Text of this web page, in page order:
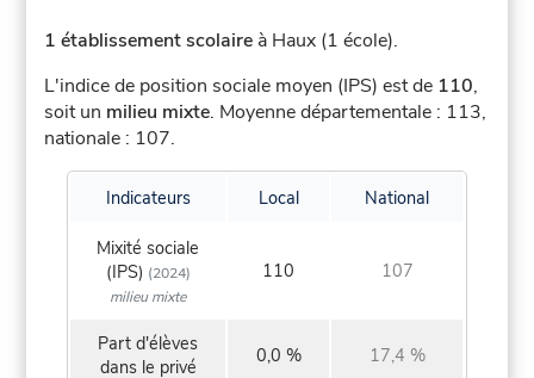
1 établissement scolaire à Haux (1 école).
L'indice de position sociale moyen (IPS) est de 110,
soit un milieu mixte. Moyenne départementale : 113,
nationale : 107.
Indicateurs Local National
Mixité sociale
(IPS) (2024)
milieu mixte
110 107
Part d'élèves
dans le privé
0,0 % 17,4 %